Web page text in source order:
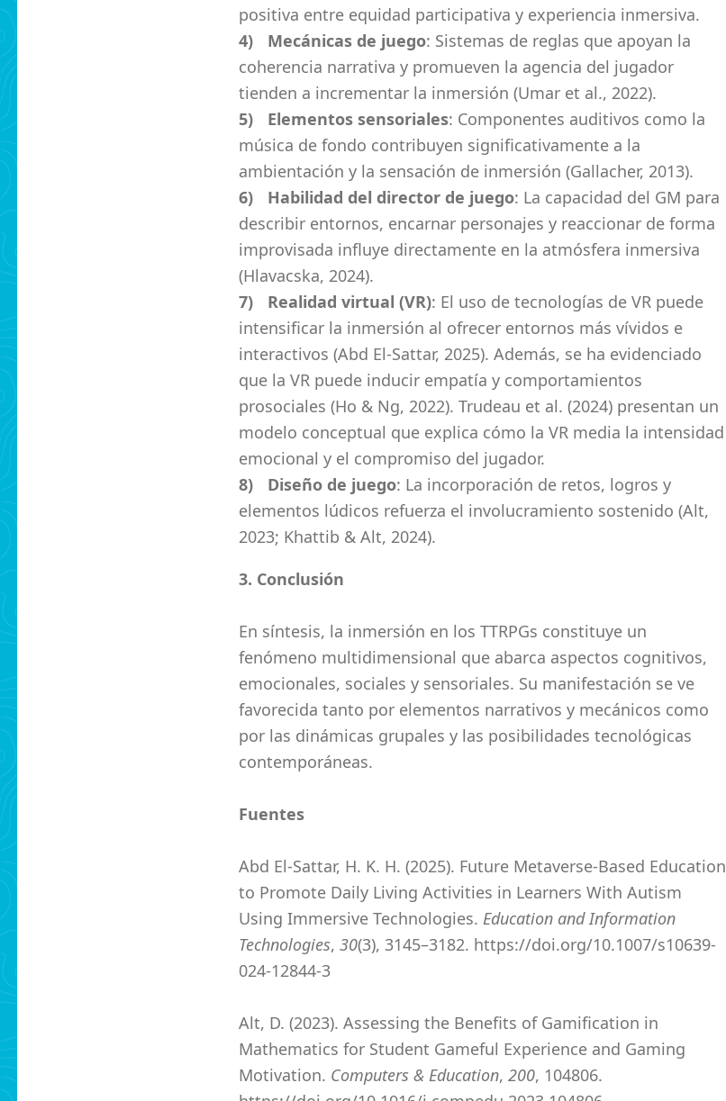
positiva entre equidad participativa y experiencia inmersiva.
Mecánicas de juego: Sistemas de reglas que apoyan la
coherencia narrativa y promueven la agencia del jugador
tienden a incrementar la inmersión (Umar et al., 2022).
Elementos sensoriales: Componentes auditivos como la
música de fondo contribuyen significativamente a la
ambientación y la sensación de inmersión (Gallacher, 2013).
Habilidad del director de juego: La capacidad del GM para
describir entornos, encarnar personajes y reaccionar de forma
improvisada influye directamente en la atmósfera inmersiva
(Hlavacska, 2024).
Realidad virtual (VR): El uso de tecnologías de VR puede
intensificar la inmersión al ofrecer entornos más vívidos e
interactivos (Abd El-Sattar, 2025). Además, se ha evidenciado
que la VR puede inducir empatía y comportamientos
prosociales (Ho & Ng, 2022). Trudeau et al. (2024) presentan un
modelo conceptual que explica cómo la VR media la intensidad
emocional y el compromiso del jugador.
Diseño de juego: La incorporación de retos, logros y
elementos lúdicos refuerza el involucramiento sostenido (Alt,
2023; Khattib & Alt, 2024).
3. Conclusión
En síntesis, la inmersión en los TTRPGs constituye un
fenómeno multidimensional que abarca aspectos cognitivos,
emocionales, sociales y sensoriales. Su manifestación se ve
favorecida tanto por elementos narrativos y mecánicos como
por las dinámicas grupales y las posibilidades tecnológicas
contemporáneas.
Fuentes
Abd El-Sattar, H. K. H. (2025). Future Metaverse-Based Education
to Promote Daily Living Activities in Learners With Autism
Using Immersive Technologies. Education and Information
Technologies,30(3), 3145–3182. https://doi.org/10.1007/s10639-
024-12844-3
Alt, D. (2023). Assessing the Benefits of Gamification in
Mathematics for Student Gameful Experience and Gaming
Motivation. Computers & Education,200, 104806.